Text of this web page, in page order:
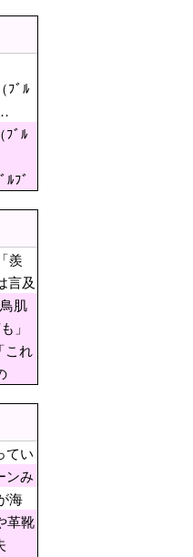
ｗ
る…
ﾌﾞﾙ
ﾌﾞﾙ
ﾙﾌﾞ
羨
言及
肌
じ
」
り飛
これ
てい
ンみ
海
革靴